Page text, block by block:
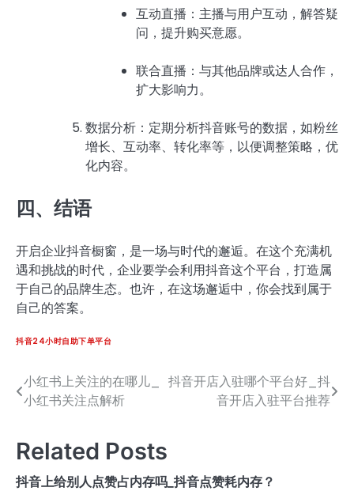
互动直播：主播与用户互动，解答疑
问，提升购买意愿。
联合直播：与其他品牌或达人合作，
扩大影响力。
数据分析：定期分析抖音账号的数据，如粉丝
增长、互动率、转化率等，以便调整策略，优
化内容。
四、结语
开启企业抖音橱窗，是一场与时代的邂逅。在这个充满机
遇和挑战的时代，企业要学会利用抖音这个平台，打造属
于自己的品牌生态。也许，在这场邂逅中，你会找到属于
自己的答案。
抖音24小时自助下单平台
文
章
导
航
小红书上关注的在哪儿_
小红书关注点解析
抖音开店入驻哪个平台好_抖
音开店入驻平台推荐
Related Posts
抖音上给别人点赞占内存吗_抖音点赞耗内存？